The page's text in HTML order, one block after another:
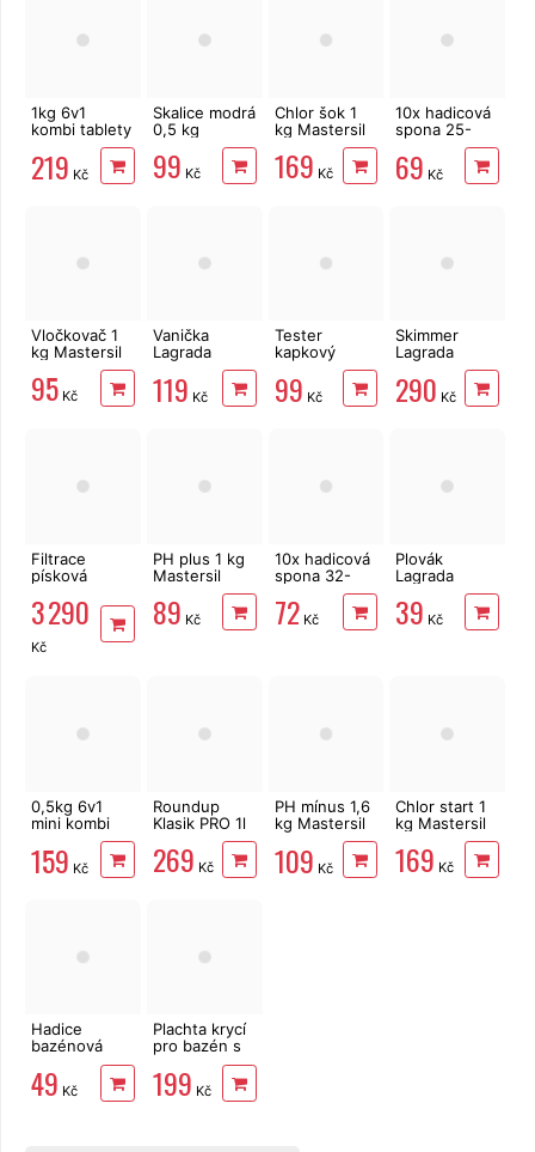
1kg 6v1
kombi tablety
Multiplex
Mastersil
219 Kč
Skalice modrá
0,5 kg
99 Kč
Chlor šok 1
kg Mastersil
169 Kč
10x hadicová
spona 25-
40mm pro
hadici 1"
69 Kč
Vločkovač 1
kg Mastersil
95 Kč
Vanička
Lagrada
oplach nohou
119 Kč
Tester
kapkový
Lagrada chlór
a pH
99 Kč
Skimmer
Lagrada
90277 pro
nadzemní
bazény
290 Kč
Filtrace
písková
10800 l/h
3 290
Kč
PH plus 1 kg
Mastersil
89 Kč
10x hadicová
spona 32-
50mm pro
hadici 1,5"
72 Kč
Plovák
Lagrada
bazénový na
tablety 20 g,
39 Kč
0,5kg 6v1
mini kombi
25x20g
Multiplex
159 Kč
Roundup
Klasik PRO 1l
269 Kč
PH mínus 1,6
kg Mastersil
109 Kč
Chlor start 1
kg Mastersil
169 Kč
Hadice
bazénová
38mm černá,
1m
49 Kč
Plachta krycí
pro bazén s
konstrukcí o
průměru 305
199 Kč